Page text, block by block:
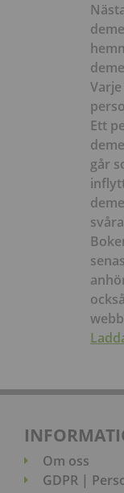
Ett
går
Om oss
GDPR |